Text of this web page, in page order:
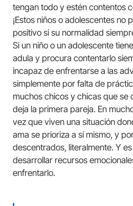
tengan todo y estén contentos
¡Estos niños o adolescentes no
positivo si su normalidad
Si un niño o un adolescente
adula y procura contentarlo
incapaz de enfrentarse a las
simplemente por falta de
muchos chicos y chicas que se
deja la primera pareja. En
vez que viven una situación
ama se prioriza a sí mismo, y
descentrados, literalmente. Y
desarrollar recursos
enfrentarlo.